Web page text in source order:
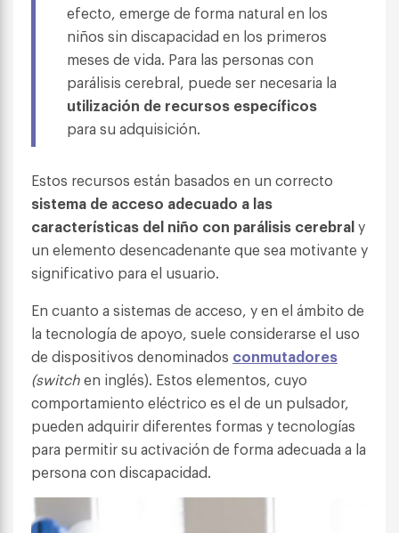
efecto, emerge de forma natural en los
niños sin discapacidad en los primeros
meses de vida. Para las personas con
parálisis cerebral, puede ser necesaria la
utilización de recursos específicos
para su adquisición.
Estos recursos están basados en un correcto
sistema de acceso adecuado a las
características del niño con parálisis cerebraly
un elemento desencadenante que sea motivante y
significativo para el usuario.
En cuanto a sistemas de acceso, y en el ámbito de
la tecnología de apoyo, suele considerarse el uso
de dispositivos denominados conmutadores
(switchen inglés). Estos elementos, cuyo
comportamiento eléctrico es el de un pulsador,
pueden adquirir diferentes formas y tecnologías
para permitir su activación de forma adecuada a la
persona con discapacidad.